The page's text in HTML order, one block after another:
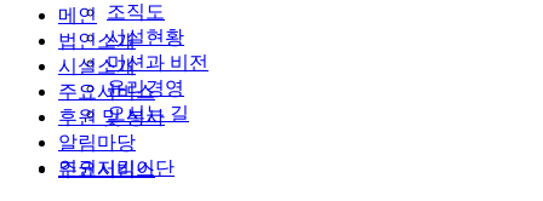
조직도
시설현황
미션과 비전
윤리경영
오시는 길
주요서비스
메인
법인소개
시설소개
주요서비스
후원 및 봉사
알림마당
인권지킴이단